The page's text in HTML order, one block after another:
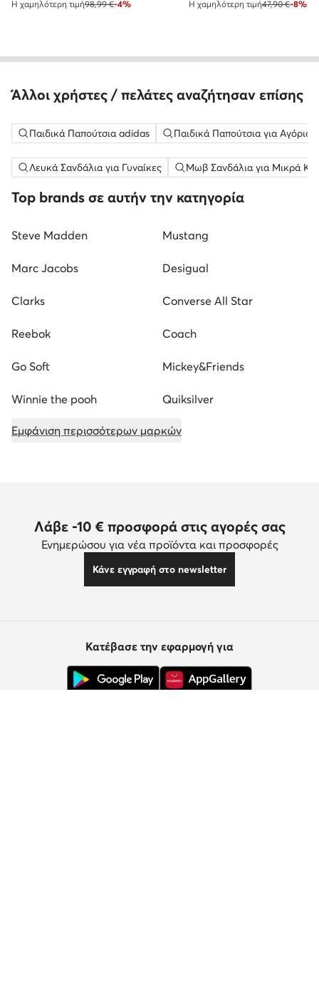
Η χαμηλότερη τιμή98,99 €-4%
Η χαμηλότερη τιμή47,90 €-8%
Άλλοι χρήστες / πελάτες αναζήτησαν επίσης
Παιδικά Παπούτσια adidas Παιδικά Παπούτσια για Αγόρια
Λευκά Σανδάλια για Γυναίκες Μωβ Σανδάλια για Μικρά
Top brands σε αυτήν την κατηγορία
Steve Madden Mustang
Marc Jacobs Desigual
Clarks Converse All Star
Reebok Coach
Go Soft Mickey&Friends
Winnie the pooh Quiksilver
Εμφάνιση περισσότερων μαρκών
Λάβε -10 € προσφορά στις αγορές σας
Ενημερώσου για νέα προϊόντα και προσφορές
Κάνε εγγραφή στο newsletter
Κατέβασε την εφαρμογή για